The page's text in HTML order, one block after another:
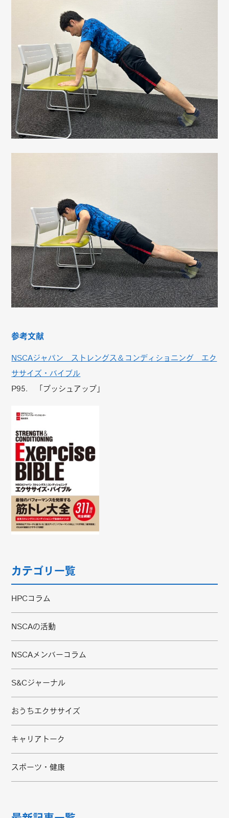
参考文献
NSCAジャパン ストレングス＆コンディショニング エク
ササイズ・バイブル
P95. 「プッシュアップ」
カテゴリ一覧
HPCコラム
NSCAの活動
NSCAメンバーコラム
S&Cジャーナル
おうちエクササイズ
キャリアトーク
スポーツ・健康